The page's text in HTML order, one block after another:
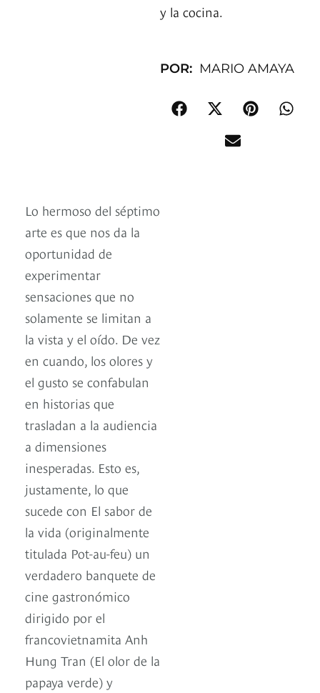
y la cocina.
POR: MARIO AMAYA
Lo hermoso del séptimo
arte es que nos da la
oportunidad de
experimentar
sensaciones que no
solamente se limitan a
la vista y el oído. De vez
en cuando, los olores y
el gusto se confabulan
en historias que
trasladan a la audiencia
a dimensiones
inesperadas. Esto es,
justamente, lo que
sucede con El sabor de
la vida (originalmente
titulada Pot-au-feu) un
verdadero banquete de
cine gastronómico
dirigido por el
francovietnamita Anh
Hung Tran (El olor de la
papaya verde) y